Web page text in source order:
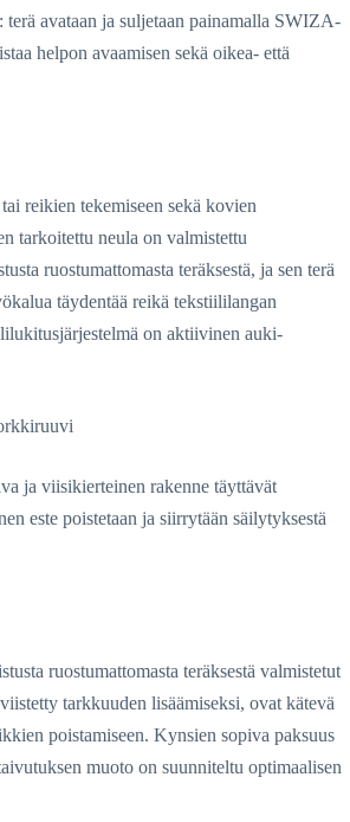
avataan ja suljetaan painamalla SWIZA-
helpon avaamisen sekä oikea- että
reikien tekemiseen sekä kovien
tarkoitettu neula on valmistettu
ruostumattomasta teräksestä, ja sen terä
täydentää reikä tekstiililangan
on aktiivinen auki-
ja viisikierteinen rakenne täyttävät
este poistetaan ja siirrytään säilytyksestä
ruostumattomasta teräksestä valmistetut
tarkkuuden lisäämiseksi, ovat kätevä
poistamiseen. Kynsien sopiva paksuus
muoto on suunniteltu optimaalisen